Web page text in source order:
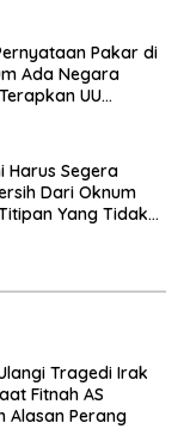
Pakar di
Ada Negara
UU
Harus Segera
Dari Oknum
Yang Tidak
Tragedi Irak
Fitnah AS
Alasan Perang